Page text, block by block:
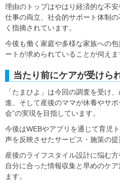
理由のトップはやはり経済的な不
仕事の両立、社会的サポート体制
く指摘されています。
今後も働く家庭や多様な家族への
ートが求められていることが伺えま
当たり前にケアが受けら
「たまひよ」は今回の調査を受け
進、そして産後のママが休養やサ
会”の実現を目指しています。
今後はWEBやアプリを通じて育児
声を反映させたサービス・施策の提
産後のライフスタイル設計に悩む
自分に合った情報収集と早めのケ
ます。